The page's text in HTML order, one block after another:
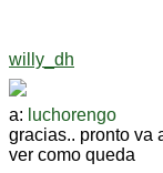
willy_dh
a: luchorengo
gracias.. pronto va
ver como queda